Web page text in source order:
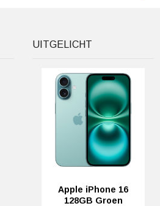
UITGELICHT
Apple iPhone 16
128GB Groen